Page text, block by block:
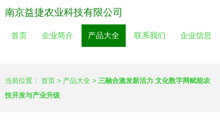
南京益捷农业科技有限公司
首页 企业简介 产品大全 联系我们 企业信息
当前位置： 首页 > 产品大全 > 三融合激发新活力 文化数字网赋能农
技开发与产业升级